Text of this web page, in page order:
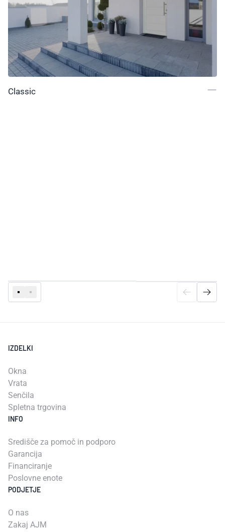
Classic
IZDELKI
Okna
Vrata
Senčila
Spletna trgovina
INFO
Središče za pomoč in podporo
Garancija
Financiranje
Poslovne enote
PODJETJE
O nas
Zakaj AJM